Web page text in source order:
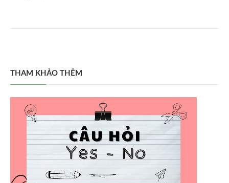
THAM KHẢO THÊM